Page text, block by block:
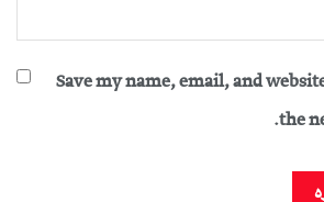
Save my name, email, and
the